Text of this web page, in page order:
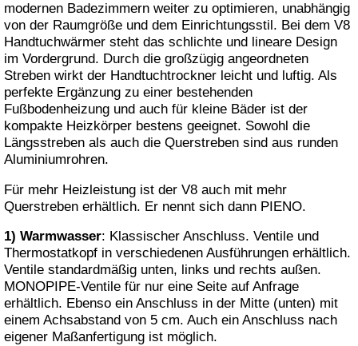
modernen Badezimmern weiter zu optimieren, unabhängig
von der Raumgröße und dem Einrichtungsstil. Bei dem V8
Handtuchwärmer steht das schlichte und lineare Design
im Vordergrund. Durch die großzügig angeordneten
Streben wirkt der Handtuchtrockner leicht und luftig. Als
perfekte Ergänzung zu einer bestehenden
Fußbodenheizung und auch für kleine Bäder ist der
kompakte Heizkörper bestens geeignet. Sowohl die
Längsstreben als auch die Querstreben sind aus runden
Aluminiumrohren.
Für mehr Heizleistung ist der V8 auch mit mehr
Querstreben erhältlich. Er nennt sich dann PIENO.
1) Warmwasser: Klassischer Anschluss. Ventile und
Thermostatkopf in verschiedenen Ausführungen erhältlich.
Ventile standardmäßig unten, links und rechts außen.
MONOPIPE-Ventile für nur eine Seite auf Anfrage
erhältlich. Ebenso ein Anschluss in der Mitte (unten) mit
einem Achsabstand von 5 cm. Auch ein Anschluss nach
eigener Maßanfertigung ist möglich.